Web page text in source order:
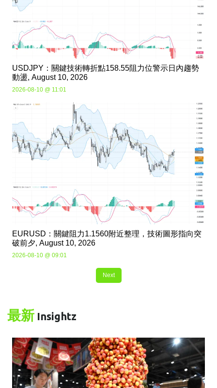
USDJPY：關鍵技術轉折點158.55阻力位警示日內趨勢
動盪, August 10, 2026
2026-08-10 @ 11:01
EURUSD：關鍵阻力1.1560附近整理，技術圖形指向突
破前夕, August 10, 2026
2026-08-10 @ 09:01
Next
最新 Insightz